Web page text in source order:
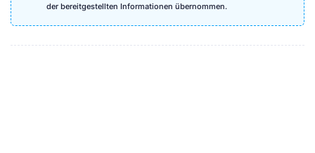
der bereitgestellten Informationen übernommen.